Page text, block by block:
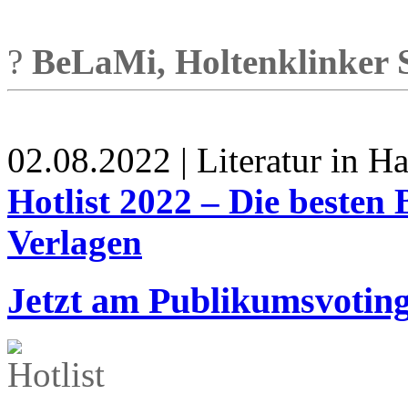
? BeLaMi, Holtenklinker
02.08.2022 | Literatur in
Hotlist 2022 – Die besten
Verlagen
Jetzt am